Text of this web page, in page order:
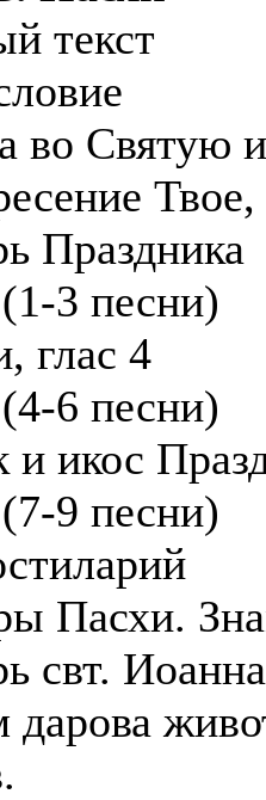
текст
во Святую
Праздника
3 песни)
глас 4
6 песни)
и икос
9 песни)
Пасхи.
свт.
дарова